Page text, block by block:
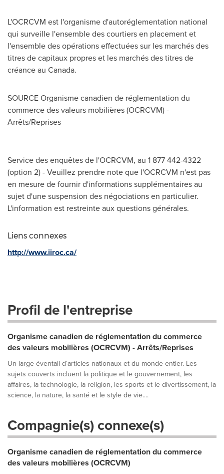
L'OCRCVM est l'organisme d'autoréglementation national
qui surveille l'ensemble des courtiers en placement et
l'ensemble des opérations effectuées sur les marchés des
titres de capitaux propres et les marchés des titres de
créance au Canada.
SOURCE Organisme canadien de réglementation du
commerce des valeurs mobilières (OCRCVM) -
Arrêts/Reprises
Service des enquêtes de l'OCRCVM, au 1 877 442-4322
(option 2) - Veuillez prendre note que l'OCRCVM n'est pas
en mesure de fournir d'informations supplémentaires au
sujet d'une suspension des négociations en particulier.
L'information est restreinte aux questions générales.
Liens connexes
http://www.iiroc.ca/
Profil de l'entreprise
Organisme canadien de réglementation du commerce
des valeurs mobilières (OCRCVM) - Arrêts/Reprises
Un large éventail d´articles nationaux et du monde entier. Les
sujets couverts incluent la politique et le gouvernement, les
affaires, la technologie, la religion, les sports et le divertissement, la
science, la nature, la santé et le style de vie....
Compagnie(s) connexe(s)
Organisme canadien de réglementation du commerce
des valeurs mobilières (OCRCVM)